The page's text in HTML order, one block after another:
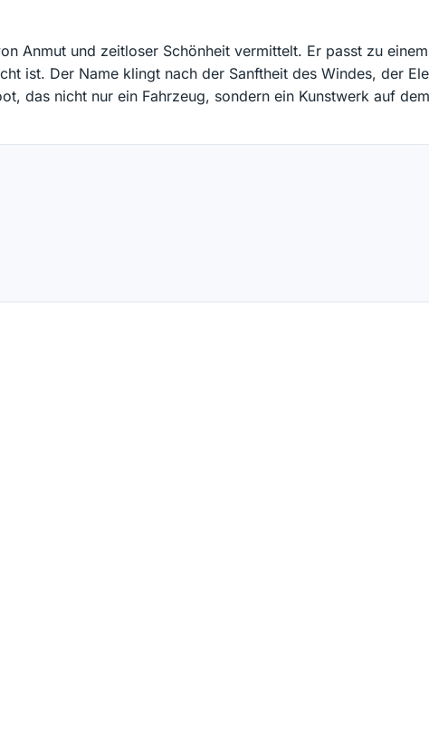
Anmut und zeitloser Schönheit vermittelt. Er passt zu
ist. Der Name klingt nach der Sanftheit des Windes, der
das nicht nur ein Fahrzeug, sondern ein Kunstwerk auf